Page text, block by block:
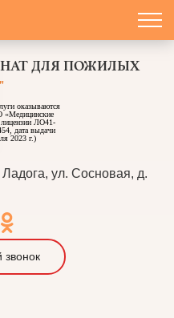
ДЛЯ ПОЖИЛЫХ
оказываются
«Медицинские
ЛО41-
дата выдачи
2023 г.)
ул. Сосновая, д.